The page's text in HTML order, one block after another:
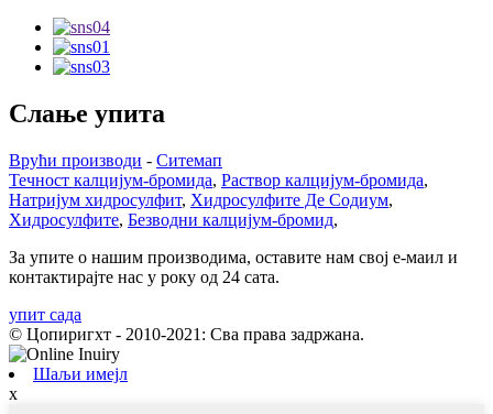
Слање упита
Врући производи - Ситемап
Течност калцијум-бромида, Раствор калцијум-бромида,
Натријум хидросулфит, Хидросулфите Де Содиум,
Хидросулфите, Безводни калцијум-бромид,
За упите о нашим производима, оставите нам свој е-маил и
контактирајте нас у року од 24 сата.
упит сада
© Цопиригхт - 2010-2021: Сва права задржана.
Шаљи имејл
x